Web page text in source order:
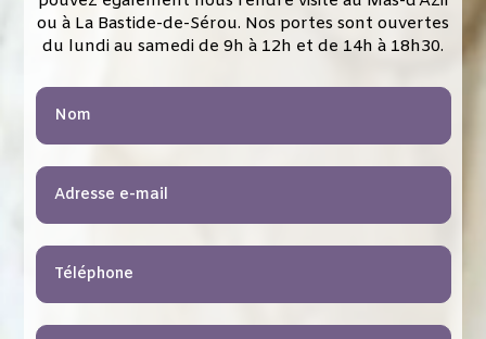
ou à La Bastide-de-Sérou. Nos portes sont ouvertes
du lundi au samedi de 9h à 12h et de 14h à 18h30.